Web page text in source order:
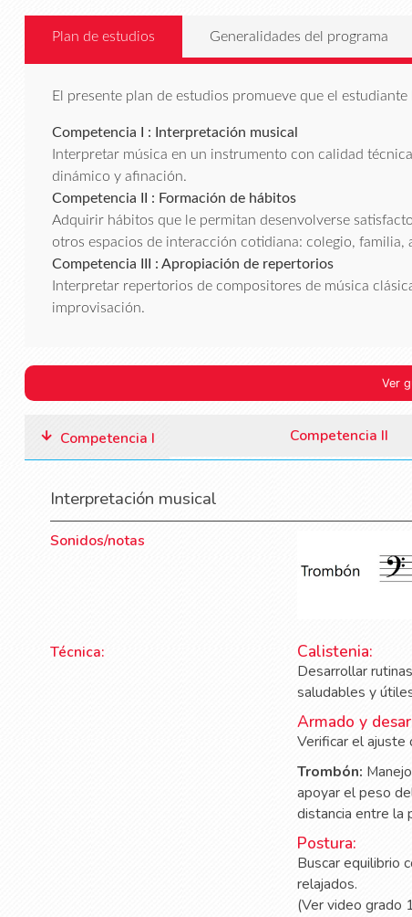
Plan de estudios Generalidades del programa
El presente plan de estudios promueve que el estudiante
Competencia I : Interpretación musical
Interpretar música en un instrumento con calidad
dinámico y afinación.
Competencia II : Formación de hábitos
Adquirir hábitos que le permitan desenvolverse
otros espacios de interacción cotidiana: colegio, familia,
Competencia III : Apropiación de repertorios
Interpretar repertorios de compositores de música
improvisación.
Ver
Competencia I Competencia II
Interpretación musical
Sonidos/notas
Técnica: Calistenia:
Desarrollar
saludables y
Armado y
Verificar el
Trombón:
apoyar el peso
distancia entre la
Postura:
Buscar equilibrio
relajados.
(Ver video grado